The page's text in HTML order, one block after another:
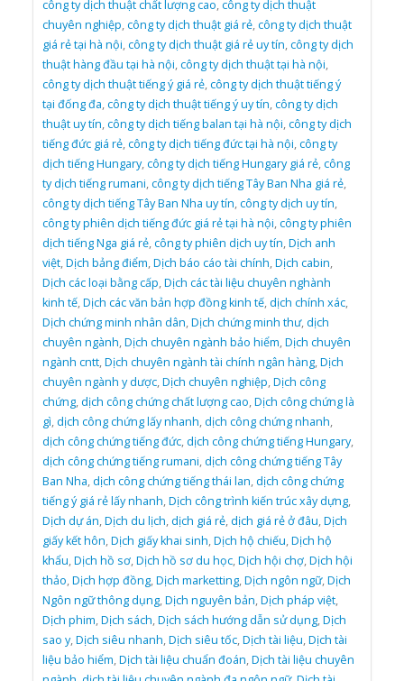
công ty dịch thuật chất lượng cao,công ty dịch thuật
chuyên nghiệp,công ty dịch thuật giá rẻ,công ty dịch thuật
giá rẻ tại hà nội,công ty dịch thuật giá rẻ uy tín,công ty dịch
thuật hàng đầu tại hà nội,công ty dịch thuật tại hà nội,
công ty dịch thuật tiếng ý giá rẻ,công ty dịch thuật tiếng ý
tại đống đa,công ty dịch thuật tiếng ý uy tín,công ty dịch
thuật uy tín,công ty dịch tiếng balan tại hà nội,công ty dịch
tiếng đức giá rẻ,công ty dịch tiếng đức tại hà nội,công ty
dịch tiếng Hungary,công ty dịch tiếng Hungary giá rẻ,công
ty dịch tiếng rumani,công ty dịch tiếng Tây Ban Nha giá rẻ,
công ty dịch tiếng Tây Ban Nha uy tín,công ty dịch uy tín,
công ty phiên dịch tiếng đức giá rẻ tại hà nội,công ty phiên
dịch tiếng Nga giá rẻ,công ty phiên dịch uy tín,Dịch anh
việt,Dịch bảng điểm,Dịch báo cáo tài chính,Dịch cabin,
Dịch các loại bằng cấp,Dịch các tài liệu chuyên nghành
kinh tế,Dịch các văn bản hợp đồng kinh tế,dịch chính xác,
Dịch chứng minh nhân dân,Dịch chứng minh thư,dịch
chuyên ngành,Dịch chuyên ngành bảo hiểm,Dịch chuyên
ngành cntt,Dịch chuyên ngành tài chính ngân hàng,Dịch
chuyên ngành y dược,Dịch chuyên nghiệp,Dịch công
chứng,dịch công chứng chất lượng cao,Dịch công chứng là
gì,dịch công chứng lấy nhanh,dịch công chứng nhanh,
dịch công chứng tiếng đức,dịch công chứng tiếng Hungary,
dịch công chứng tiếng rumani,dịch công chứng tiếng Tây
Ban Nha,dịch công chứng tiếng thái lan,dịch công chứng
tiếng ý giá rẻ lấy nhanh,Dịch công trình kiến trúc xây dựng,
Dịch dự án,Dịch du lịch,dịch giá rẻ,dịch giá rẻ ở đâu,Dịch
giấy kết hôn,Dịch giấy khai sinh,Dịch hộ chiếu,Dịch hộ
khẩu,Dịch hồ sơ,Dịch hồ sơ du học,Dịch hội chợ,Dịch hội
thảo,Dịch hợp đồng,Dịch marketting,Dịch ngôn ngữ,Dịch
Ngôn ngữ thông dụng,Dịch nguyên bản,Dịch pháp việt,
Dịch phim,Dịch sách,Dịch sách hướng dẫn sử dụng,Dịch
sao y,Dịch siêu nhanh,Dịch siêu tốc,Dịch tài liệu,Dịch tài
liệu bảo hiểm,Dịch tài liệu chuẩn đoán,Dịch tài liệu chuyên